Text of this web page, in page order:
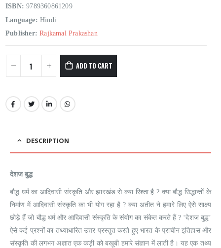
ISBN: 9789360861209
Language: Hindi
Publisher: Rajkamal Prakashan
ADD TO CART
DESCRIPTION
देशज बुद्ध
बौद्ध धर्म का आदिवासी संस्कृति और झारखंड से क्या रिश्ता है ? क्या बौद्ध सिद्धान्तों के
निर्माण में आदिवासी संस्कृति का भी योग रहा है ? क्या अतीत ने हमारे लिए ऐसे साक्ष्य
छोड़े हैं जो बौद्ध धर्म और आदिवासी संस्कृति के संयोग का संकेत करते हैं ? ‘देशज बुद्ध’
ऐसे कई प्रश्नों का तथ्याधारित उत्तर प्रस्तुत करते हुए भारत के प्राचीन इतिहास और
संस्कृति की लगभग अज्ञात एक कड़ी को बखूबी हमारे संज्ञान में लाती है। यह एक तथ्य